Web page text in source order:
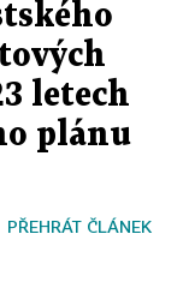
letech
plánu
PŘEHRÁT ČLÁNEK